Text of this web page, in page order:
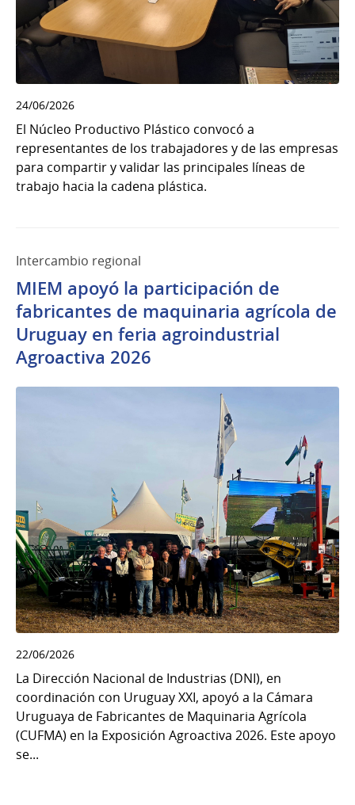
24/06/2026
El Núcleo Productivo Plástico convocó a
representantes de los trabajadores y de las empresas
para compartir y validar las principales líneas de
trabajo hacia la cadena plástica.
Intercambio regional
MIEM apoyó la participación de
fabricantes de maquinaria agrícola de
Uruguay en feria agroindustrial
Agroactiva 2026
22/06/2026
La Dirección Nacional de Industrias (DNI), en
coordinación con Uruguay XXI, apoyó a la Cámara
Uruguaya de Fabricantes de Maquinaria Agrícola
(CUFMA) en la Exposición Agroactiva 2026. Este apoyo
se...